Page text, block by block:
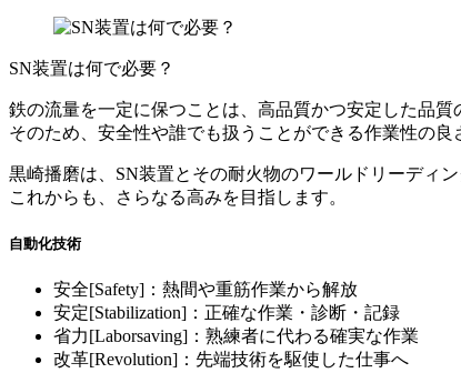
SN装置は何で必要？
鉄の流量を一定に保つことは、高品質かつ安定した品
そのため、安全性や誰でも扱うことができる作業性の良
黒崎播磨は、SN装置とその耐火物のワールドリーディン
これからも、さらなる高みを目指します。
自動化技術
安全[Safety] ：熱間や重筋作業から解放
安定[Stabilization] ：正確な作業・診断・記録
省力[Laborsaving] ：熟練者に代わる確実な作業
改革[Revolution] ：先端技術を駆使した仕事へ